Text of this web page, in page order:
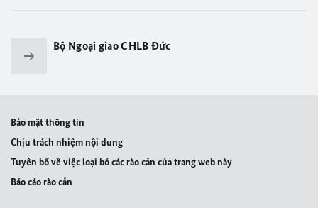
Bộ Ngoại giao CHLB Đức
Bảo mật thông tin
Chịu trách nhiệm nội dung
Tuyên bố về việc loại bỏ các rào cản của trang web này
Báo cáo rào cản